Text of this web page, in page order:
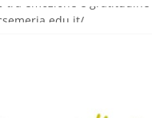
tra emozione e gratitudine
AL COLLEGIO E AL